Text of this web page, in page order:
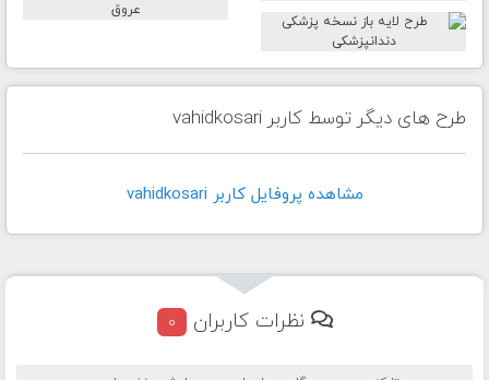
طرح های دیگر توسط کاربر vahidkosari
مشاهده پروفايل کاربر vahidkosari
نظرات کاربران 0